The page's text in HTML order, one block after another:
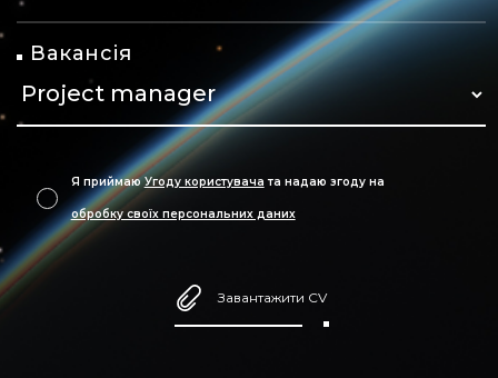
Вакансія
Я приймаюУгоду користувача та надаю згоду на
обробку своїх персональних даних
Завантажити CV